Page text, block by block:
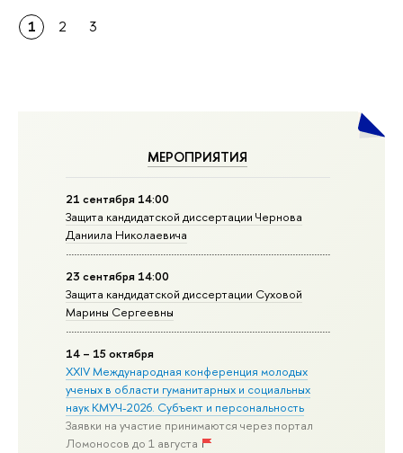
МЕРОПРИЯТИЯ
21 сентября 14:00
Защита кандидатской диссертации Чернова
Даниила Николаевича
23 сентября 14:00
Защита кандидатской диссертации Суховой
Марины Сергеевны
14 – 15 октября
XXIV Международная конференция молодых
ученых в области гуманитарных и социальных
наук КМУЧ-2026. Субъект и персональность
Заявки на участие принимаются через портал
Ломоносов до 1 августа
1 2 3